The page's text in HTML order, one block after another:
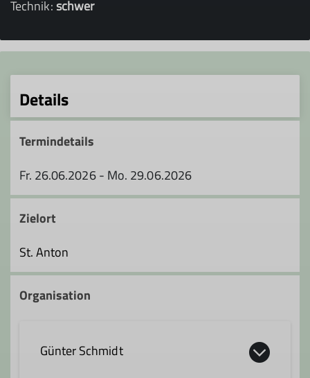
Technik: schwer
Details
Termindetails
Fr. 26.06.2026 - Mo. 29.06.2026
Zielort
St. Anton
Organisation
Günter Schmidt